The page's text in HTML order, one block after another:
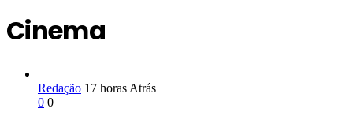
Cinema
Redação 17 horas Atrás
0 0